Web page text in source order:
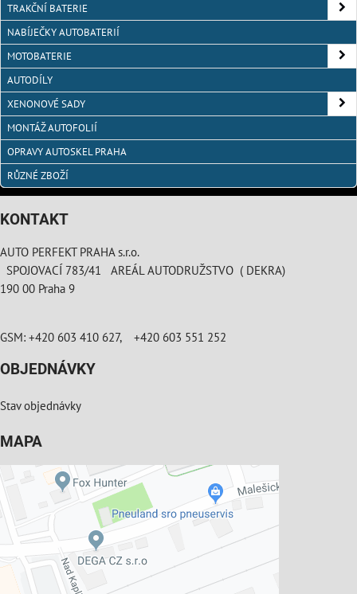
TRAKČNÍ BATERIE
NABÍJEČKY AUTOBATERIÍ
MOTOBATERIE
AUTODÍLY
XENONOVÉ SADY
MONTÁŽ AUTOFOLIÍ
OPRAVY AUTOSKEL PRAHA
RŮZNÉ ZBOŽÍ
KONTAKT
AUTO PERFEKT PRAHA s.r.o.
SPOJOVACÍ 783/41 AREÁL AUTODRUŽSTVO ( DEKRA)
190 00 Praha 9
GSM: +420 603 410 627, +420 603 551 252
OBJEDNÁVKY
Stav objednávky
MAPA